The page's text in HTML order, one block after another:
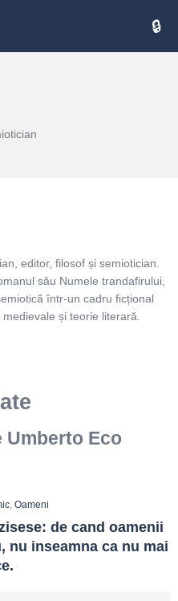
editor, filosof și semiotician.
său Numele trandafirului,
într-un cadru ficțional
și teorie literară.
Umberto Eco
, Oameni
de cand oamenii
nu inseamna ca nu mai